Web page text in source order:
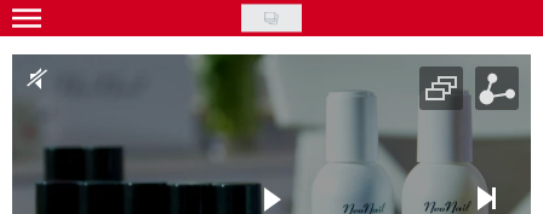
Skip
to
main
Gwiazdy